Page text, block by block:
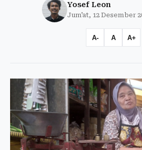
Yosef Leon
Jum'at, 12 Desember
A- A A+